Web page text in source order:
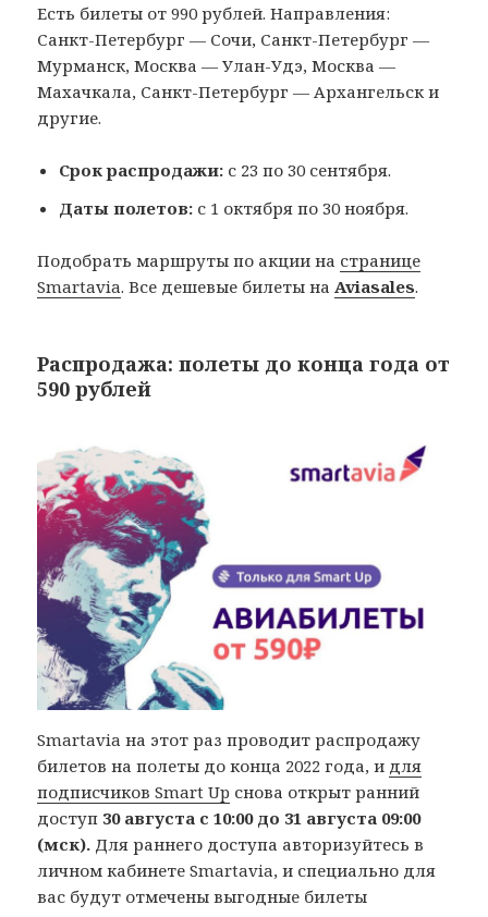
Есть билеты от 990 рублей. Направления:
Санкт-Петербург — Сочи, Санкт-Петербург —
Мурманск, Москва — Улан-Удэ, Москва —
Махачкала, Санкт-Петербург — Архангельск и
другие.
Срок распродажи: с 23 по 30 сентября.
Даты полетов: с 1 октября по 30 ноября.
Подобрать маршруты по акции на странице
Smartavia. Все дешевые билеты на Aviasales.
Распродажа: полеты до конца года от
590 рублей
Smartavia на этот раз проводит распродажу
билетов на полеты до конца 2022 года, и для
подписчиков Smart Up снова открыт ранний
доступ 30 августа с 10:00 до 31 августа 09:00
(мск). Для раннего доступа авторизуйтесь в
личном кабинете Smartavia, и специально для
вас будут отмечены выгодные билеты